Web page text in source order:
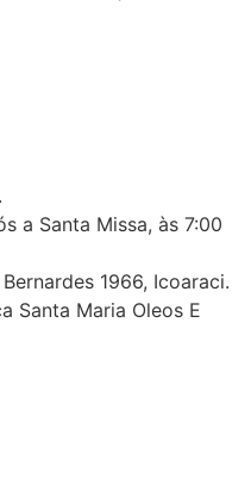
a Santa Missa, às 7:00
1966, Icoaraci.
Santa Maria Oleos E